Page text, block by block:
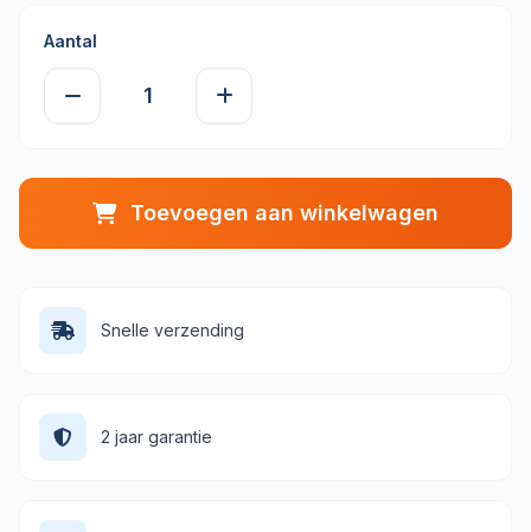
Aantal
Toevoegen aan winkelwagen
Snelle verzending
2 jaar garantie